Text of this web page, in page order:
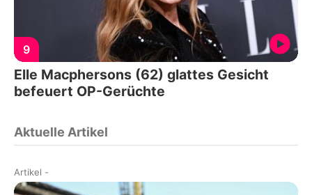
9
Elle Macphersons (62) glattes Gesicht
befeuert OP-Gerüchte
Aktuelle Artikel
Artikel -